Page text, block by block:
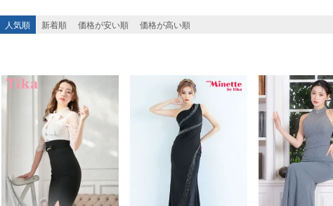
人気順 新着順 価格が安い順 価格が高い順